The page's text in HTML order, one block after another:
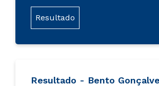
Resultado
Resultado - Bento